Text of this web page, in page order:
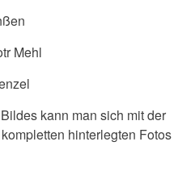
Mehl
kann man sich mit der
hinterlegten Fotos